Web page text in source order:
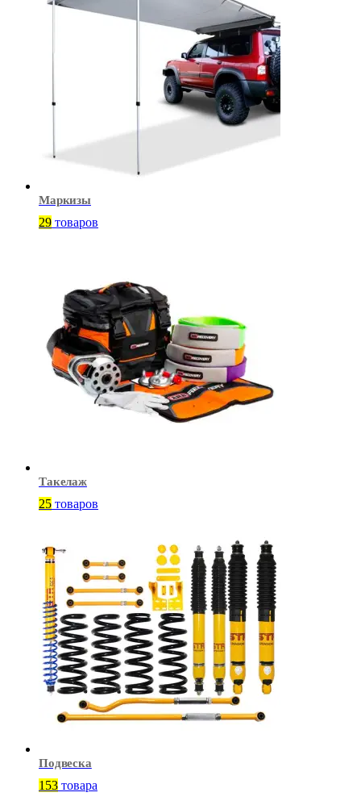
Маркизы
29 товаров
Такелаж
25 товаров
Подвеска
153 товара